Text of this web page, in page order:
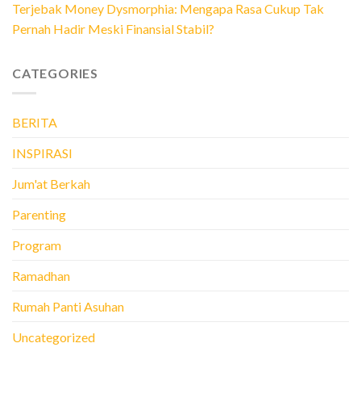
Terjebak Money Dysmorphia: Mengapa Rasa Cukup Tak
Pernah Hadir Meski Finansial Stabil?
CATEGORIES
BERITA
INSPIRASI
Jum'at Berkah
Parenting
Program
Ramadhan
Rumah Panti Asuhan
Uncategorized